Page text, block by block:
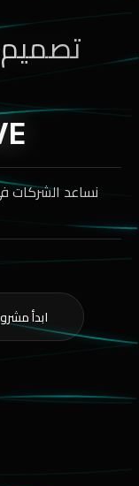
نساعد الشركات
ابدأ